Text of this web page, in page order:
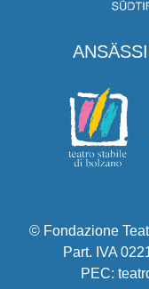
© Fondazione
Part. IVA
PEC: